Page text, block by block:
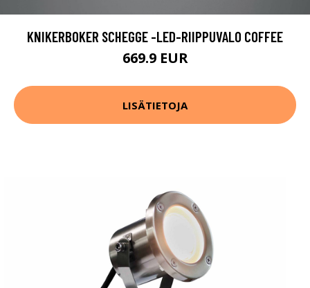
KNIKERBOKER SCHEGGE -LED-RIIPPUVALO COFFEE
669.9 EUR
LISÄTIETOJA